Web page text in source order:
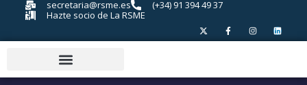
secretaria@rsme.es
(+34) 91 394 49 37
Hazte socio de La RSME